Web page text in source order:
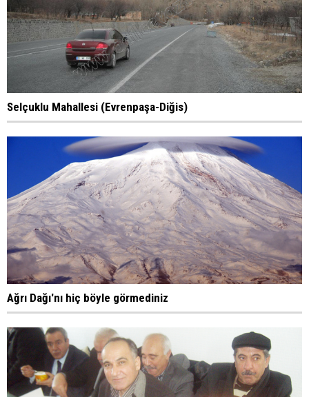
Selçuklu Mahallesi (Evrenpaşa-Diğis)
Ağrı Dağı'nı hiç böyle görmediniz